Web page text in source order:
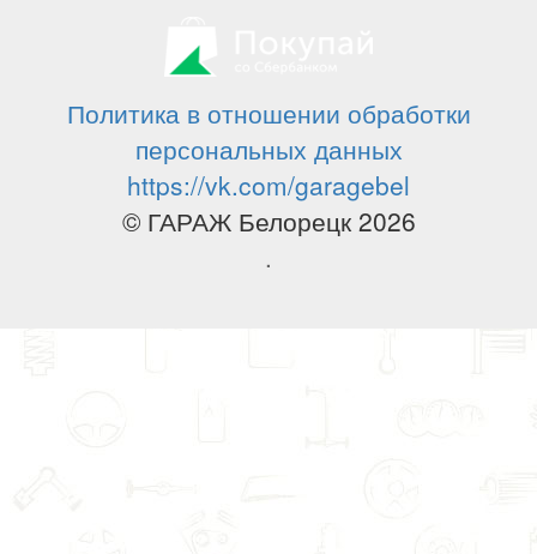
Политика в отношении обработки
персональных данных
https://vk.com/garagebel
© ГАРАЖ Белорецк 2026
.